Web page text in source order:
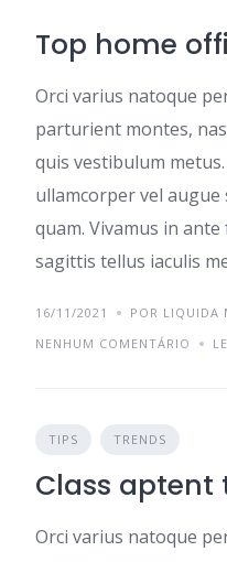
Top home
Orci varius natoque
parturient montes,
quis vestibulum
ullamcorper vel
quam. Vivamus in
sagittis tellus iaculis
16/11/2021
POR LIQUIDA
NENHUM COMENTÁRIO
TIPS TRENDS
Class aptent
Orci varius natoque